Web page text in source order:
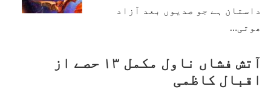
داستان ہے جو صدیوں بعد آزاد
ھوتی…
آتش فشاں ناول مکمل ۱۳ حصے از
اقبال کاظمی